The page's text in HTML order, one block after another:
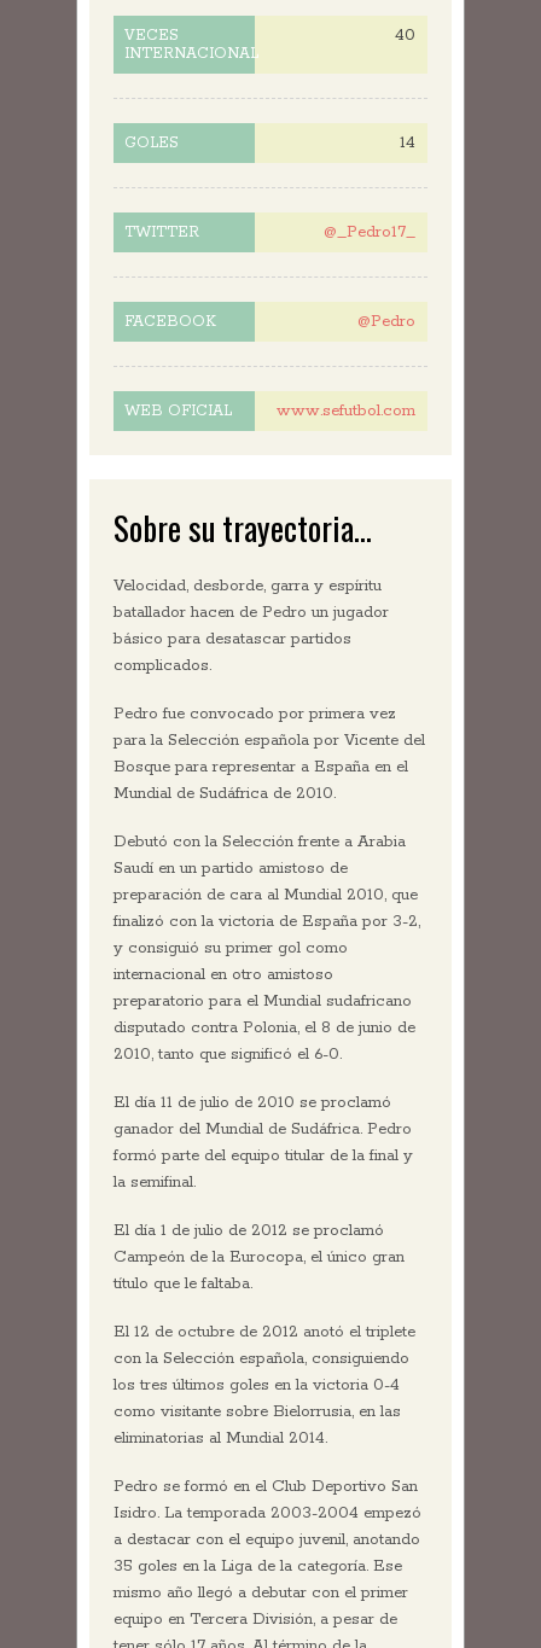
VECES
INTERNACIONAL
40
GOLES 14
TWITTER @_Pedro17_
FACEBOOK @Pedro
WEB OFICIAL www.sefutbol.com
Sobre su trayectoria...
Velocidad, desborde, garra y espíritu
batallador hacen de Pedro un jugador
básico para desatascar partidos
complicados.
Pedro fue convocado por primera vez
para la Selección española por Vicente del
Bosque para representar a España en el
Mundial de Sudáfrica de 2010.
Debutó con la Selección frente a Arabia
Saudí en un partido amistoso de
preparación de cara al Mundial 2010, que
finalizó con la victoria de España por 3-2,
y consiguió su primer gol como
internacional en otro amistoso
preparatorio para el Mundial sudafricano
disputado contra Polonia, el 8 de junio de
2010, tanto que significó el 6-0.
El día 11 de julio de 2010 se proclamó
ganador del Mundial de Sudáfrica. Pedro
formó parte del equipo titular de la final y
la semifinal.
El día 1 de julio de 2012 se proclamó
Campeón de la Eurocopa, el único gran
título que le faltaba.
El 12 de octubre de 2012 anotó el triplete
con la Selección española, consiguiendo
los tres últimos goles en la victoria 0-4
como visitante sobre Bielorrusia, en las
eliminatorias al Mundial 2014.
Pedro se formó en el Club Deportivo San
Isidro. La temporada 2003-2004 empezó
a destacar con el equipo juvenil, anotando
35 goles en la Liga de la categoría. Ese
mismo año llegó a debutar con el primer
equipo en Tercera División, a pesar de